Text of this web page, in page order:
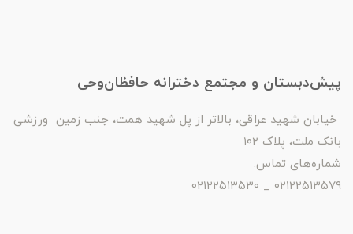
پیش‌دبستان و مجتمع دخترانه حافظان‌وحی
خیابان شهید عراقی، بالاتر از پل شهید همت، جنب زمین ورزشی
بانک ملت، پلاک ۱۰۲
شماره‌های تماس:
۰۲۱۲۲۵۱۳۵۷۹ _ ۰۲۱۲۲۵۱۳۵۳۰